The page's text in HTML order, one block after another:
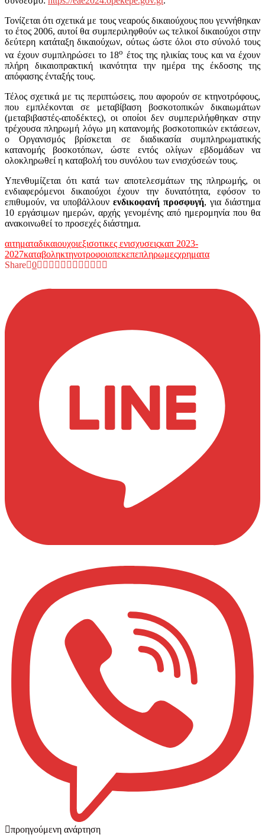
Τονίζεται ότι σχετικά με τους νεαρούς δικαιούχους που γεννήθηκαν
το έτος 2006, αυτοί θα συμπεριληφθούν ως τελικοί δικαιούχοι στην
δεύτερη κατάταξη δικαιούχων, ούτως ώστε όλοι στο σύνολό τους
να έχουν συμπληρώσει το 18ο έτος της ηλικίας τους και να έχουν
πλήρη δικαιοπρακτική ικανότητα την ημέρα της έκδοσης της
απόφασης ένταξής τους.
Τέλος σχετικά με τις περιπτώσεις, που αφορούν σε κτηνοτρόφους,
που εμπλέκονται σε μεταβίβαση βοσκοτοπικών δικαιωμάτων
(μεταβιβαστές-αποδέκτες), οι οποίοι δεν συμπεριλήφθηκαν στην
τρέχουσα πληρωμή λόγω μη κατανομής βοσκοτοπικών εκτάσεων,
ο Οργανισμός βρίσκεται σε διαδικασία συμπληρωματικής
κατανομής βοσκοτόπων, ώστε εντός ολίγων εβδομάδων να
ολοκληρωθεί η καταβολή του συνόλου των ενισχύσεών τους.
Υπενθυμίζεται ότι κατά των αποτελεσμάτων της πληρωμής, οι
ενδιαφερόμενοι δικαιούχοι έχουν την δυνατότητα, εφόσον το
επιθυμούν, να υποβάλλουν ενδικοφανή προσφυγή, για διάστημα
10 εργάσιμων ημερών, αρχής γενομένης από ημερομηνία που θα
ανακοινωθεί το προσεχές διάστημα.
αιτηματαδικαιουχοιεξισοτικες ενισχυσειςκαπ 2023-
2027καταβοληκτηνοτροφοιοπεκεπεπληρωμεςχρηματα
Share 0
προηγούμενη ανάρτηση